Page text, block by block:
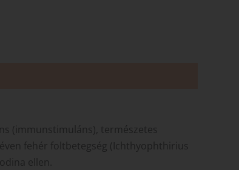
(immunstimuláns), természetes
fehér foltbetegség (Ichthyophthirius
ellen.